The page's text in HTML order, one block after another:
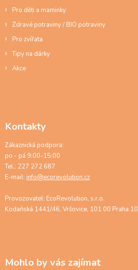
Pro děti a maminky
Zdravé potraviny / BIO potraviny
Pro zvířata
Tipy na dárky
Akce
Kontakty
Zákaznická podpora:
po - pá 9:00-15:00
Tel.: 227 272 687
E-mail: info@ecorevolution.cz
Provozovatel: EcoRevolution, s.r.o.
Kodaňská 1441/46, Vršovice, 101 00 Praha 10
Mohlo by vás zajímat